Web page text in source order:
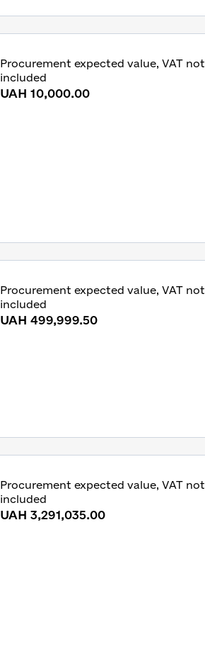
Procurement expected value, VAT not
included
UAH 10,000.00
Procurement expected value, VAT not
included
UAH 499,999.50
Procurement expected value, VAT not
included
UAH 3,291,035.00